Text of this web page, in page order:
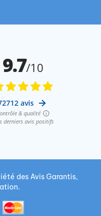
des Avis Garantis,
.